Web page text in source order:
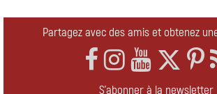
Partagez avec des amis et obtenez
S'abonner à la newsletter